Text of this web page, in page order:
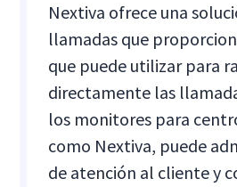
Nextiva ofrece una
llamadas que
que puede utilizar para
directamente las
los monitores para
como Nextiva, puede
de atención al cliente y